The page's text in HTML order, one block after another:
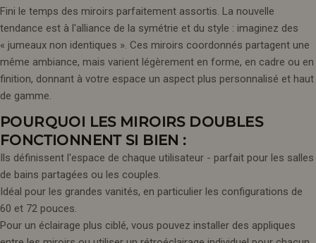
Fini le temps des miroirs parfaitement assortis. La nouvelle
tendance est à l'alliance de la symétrie et du style : imaginez des
« jumeaux non identiques ». Ces miroirs coordonnés partagent une
même ambiance, mais varient légèrement en forme, en cadre ou en
finition, donnant à votre espace un aspect plus personnalisé et haut
de gamme.
POURQUOI LES MIROIRS DOUBLES
FONCTIONNENT SI BIEN :
Ils définissent l'espace de chaque utilisateur - parfait pour les salles
de bains partagées ou les couples.
Idéal pour les grandes vanités, en particulier les configurations de
60 et 72 pouces.
Pour un éclairage plus ciblé, vous pouvez installer des appliques